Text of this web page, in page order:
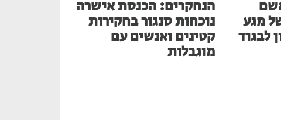
מגע
לבגוד
הנחקרים: הכנסת אישרה
נוכחות סנגור בחקירות
קטינים ואנשים עם
מוגבלות